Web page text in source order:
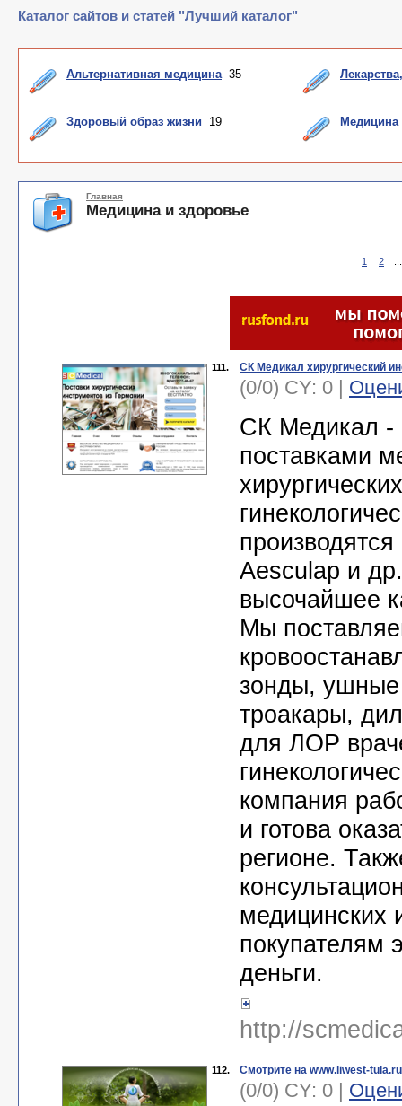
Каталог сайтов и статей "Лучший каталог"
Альтернативная медицина 35
Здоровый образ жизни 19 Медицина
Главная
Медицина и здоровье
1 2
111. СК Медикал хирургический
(0/0) CY: 0 |
СК Медикал -
поставками
Aesculap и
высочайшее
Мы
зонды, ушные
троакары,
для ЛОР
компания
и готова
регионе.
медицинских
покупателям
деньги.
http://
112. Смотрите на www.liwest-
(0/0) CY: 0 |